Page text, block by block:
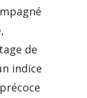
de
indice